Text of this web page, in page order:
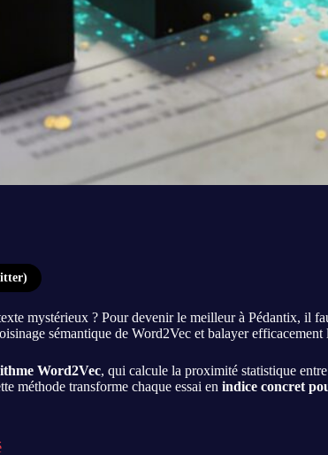
mystérieux ? Pour devenir le meilleur à Pédantix, il
sémantique de Word2Vec et balayer
Word2Vec, qui calcule la proximité statistique
méthode transforme chaque essai en indice concret